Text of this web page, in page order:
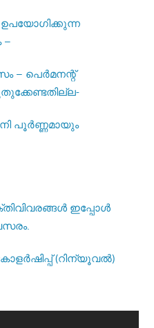
– പെർമനന്റ്
പൂർണ്ണമായും
ഇപ്പോൾ
(റിന്യൂവൽ)